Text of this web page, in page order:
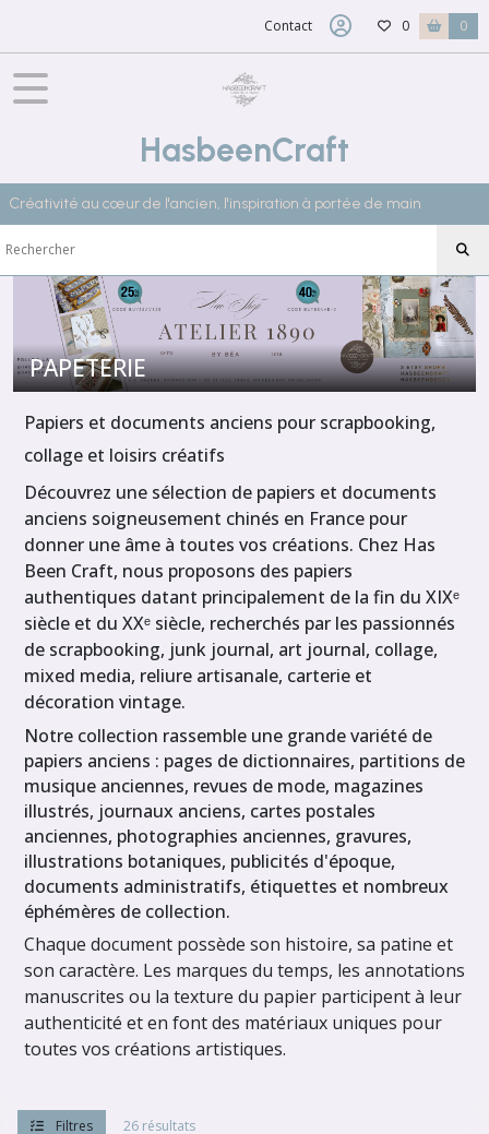
Contact 0 0
HasbeenCraft
Créativité au cœur de l'ancien, l'inspiration à portée de main
PAPETERIE
Papiers et documents anciens pour scrapbooking,
collage et loisirs créatifs
Découvrez une sélection de papiers et documents
anciens soigneusement chinés en France pour
donner une âme à toutes vos créations. Chez Has
Been Craft, nous proposons des papiers
authentiques datant principalement de la fin du XIXᵉ
siècle et du XXᵉ siècle, recherchés par les passionnés
de scrapbooking, junk journal, art journal, collage,
mixed media, reliure artisanale, carterie et
décoration vintage.
Notre collection rassemble une grande variété de
papiers anciens : pages de dictionnaires, partitions de
musique anciennes, revues de mode, magazines
illustrés, journaux anciens, cartes postales
anciennes, photographies anciennes, gravures,
illustrations botaniques, publicités d'époque,
documents administratifs, étiquettes et nombreux
éphémères de collection.
Chaque document possède son histoire, sa patine et
son caractère. Les marques du temps, les annotations
manuscrites ou la texture du papier participent à leur
authenticité et en font des matériaux uniques pour
toutes vos créations artistiques.
Filtres 26 résultats
FILTRES
PAPETERIE
Packs
de
papiers
anciens
(4)
Cartes
postales
anciennes
(1)
Journaux
anciens
(1)
Etiquettes
publicitaires
(2)
Tampons
(11)
Revues
de
mode
anciennes
(7)
Afficher
les
résultats